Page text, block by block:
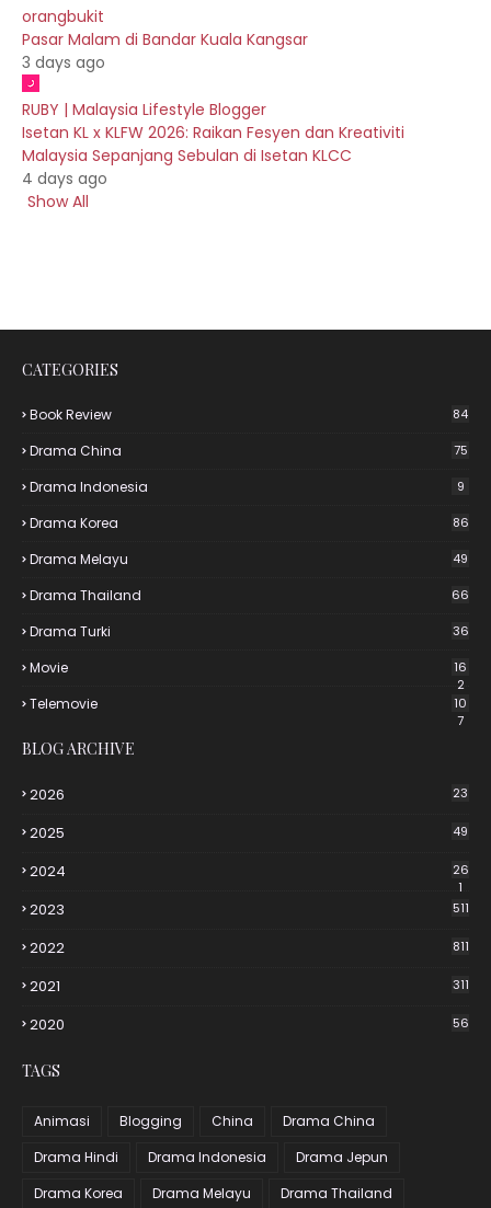
orangbukit
Pasar Malam di Bandar Kuala Kangsar
3 days ago
RUBY | Malaysia Lifestyle Blogger
Isetan KL x KLFW 2026: Raikan Fesyen dan Kreativiti
Malaysia Sepanjang Sebulan di Isetan KLCC
4 days ago
Show All
CATEGORIES
Book Review 84
Drama China 75
Drama Indonesia 9
Drama Korea 86
Drama Melayu 49
Drama Thailand 66
Drama Turki 36
Movie
16
2
Telemovie
10
7
BLOG ARCHIVE
2026 23
2025 49
2024
26
1
2023 511
2022 811
2021 311
2020 56
TAGS
Animasi Blogging China
Drama China
Drama Hindi
Drama Indonesia
Drama Jepun
Drama Korea
Drama Melayu Drama Thailand